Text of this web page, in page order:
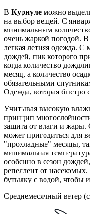
В Курнуле можно
на выбор вещей. С
минимальным
очень жаркой погодой. В
легкая летняя одежда. С
дождей, пик которого
когда количество
месяц, а количество
обязательными
Одежда, которая быстро
Учитывая высокую
принцип
защита от влаги и жары.
может пригодиться для
"прохладные" месяцы,
минимальная
особенно в сезон
репеллент от
бутылку с водой, чтобы
Среднемесячный ветер